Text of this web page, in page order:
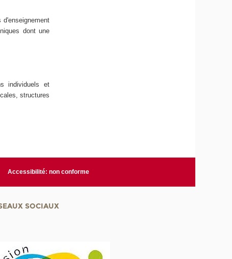
d'enseignement
dont une
individuels et
structures
Accessibilité: non conforme
SOCIAUX